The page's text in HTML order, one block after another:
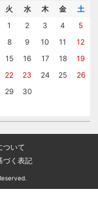
火 水 木 金
土
1
2 3 4
5
8 9 10 11
12
15 16 17 18
19
22 23 24 25
26
29 30
ついて
づく表記